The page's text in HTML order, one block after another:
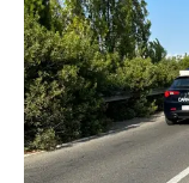
ECONOMIA
SERVIZI ALLE
LAVORO
BANDI